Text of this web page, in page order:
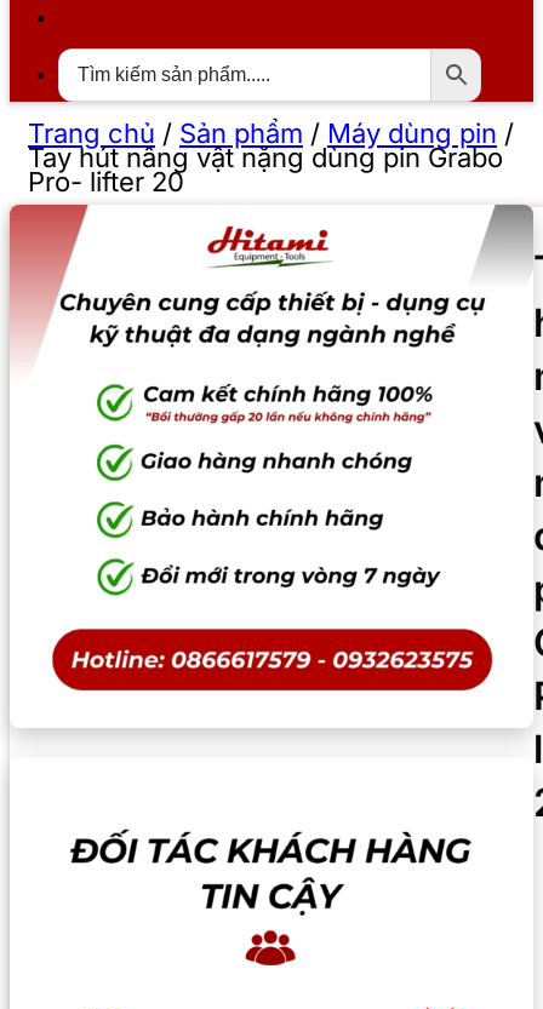
Trang chủ / Sản phẩm / Máy dùng pin /
Tay hút nâng vật nặng dùng pin Grabo
Pro- lifter 20